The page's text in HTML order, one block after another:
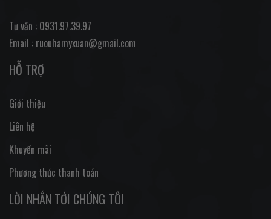
Tư vấn : 0931.97.39.97
Email : ruouhamyxuan@gmail.com
HỖ TRỢ
Giới thiệu
Liên hệ
Khuyến mãi
Phương thức thanh toán
LỜI NHẮN TỚI CHÚNG TÔI